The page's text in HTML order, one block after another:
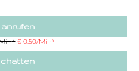
* € 0,50/Min*